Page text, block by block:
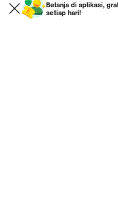
Belanja di aplikasi,
setiap hari!